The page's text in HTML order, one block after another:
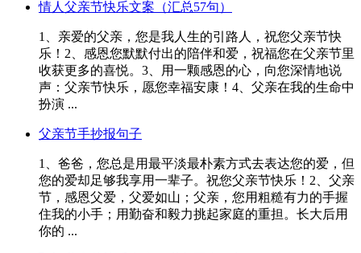
情人父亲节快乐文案（汇总57句）
1、亲爱的父亲，您是我人生的引路人，祝您父亲节快
乐！2、感恩您默默付出的陪伴和爱，祝福您在父亲节里
收获更多的喜悦。3、用一颗感恩的心，向您深情地说
声：父亲节快乐，愿您幸福安康！4、父亲在我的生命中
扮演 ...
父亲节手抄报句子
1、爸爸，您总是用最平淡最朴素方式去表达您的爱，但
您的爱却足够我享用一辈子。祝您父亲节快乐！2、父亲
节，感恩父爱，父爱如山；父亲，您用粗糙有力的手握
住我的小手；用勤奋和毅力挑起家庭的重担。长大后用
你的 ...